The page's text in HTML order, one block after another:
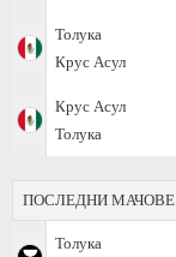
Толука
Крус Асул
Крус Асул
Толука
ПОСЛЕДНИ МАЧОВЕ
Толука